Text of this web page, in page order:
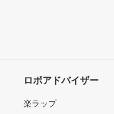
ロボアドバイザー
楽ラップ